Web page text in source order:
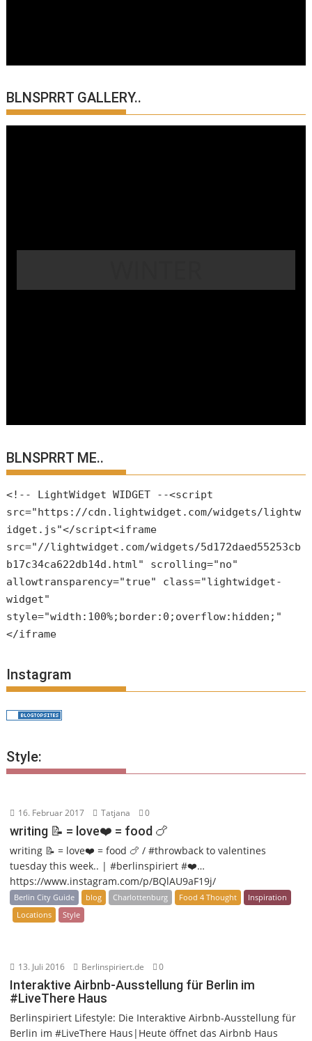
BLNSPRRT GALLERY..
BLNSPRRT ME..
<!-- LightWidget WIDGET --<script
src="https://cdn.lightwidget.com/widgets/lightw
idget.js"</script<iframe
src="//lightwidget.com/widgets/5d172daed55253cb
b17c34ca622db14d.html" scrolling="no"
allowtransparency="true" class="lightwidget-
widget"
style="width:100%;border:0;overflow:hidden;"
</iframe
Instagram
Style:
16. Februar 2017 Tatjana 0
writing 📝 = love❤️ = food 🍗
writing 📝 = love❤️ = food 🍗 / #throwback to valentines
tuesday this week.. | #berlinspiriert #❤️…
https://www.instagram.com/p/BQlAU9aF19j/
Berlin City Guide blog Charlottenburg Food 4 Thought
Inspiration
Locations
Style
13. Juli 2016 Berlinspiriert.de 0
Interaktive Airbnb-Ausstellung für Berlin im
#LiveThere Haus
Berlinspiriert Lifestyle: Die Interaktive Airbnb-Ausstellung für
Berlin im #LiveThere Haus|Heute öffnet das Airbnb Haus